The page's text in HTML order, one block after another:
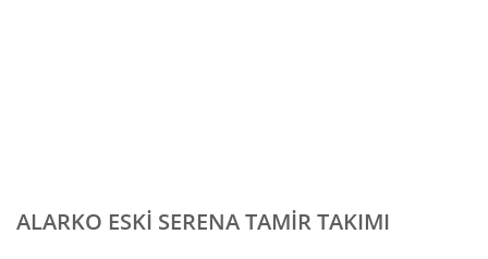
ALARKO ESKİ SERENA TAMİR TAKIMI